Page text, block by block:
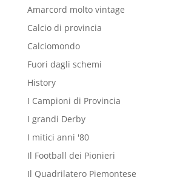
Amarcord molto vintage
Calcio di provincia
Calciomondo
Fuori dagli schemi
History
I Campioni di Provincia
I grandi Derby
I mitici anni '80
Il Football dei Pionieri
Il Quadrilatero Piemontese